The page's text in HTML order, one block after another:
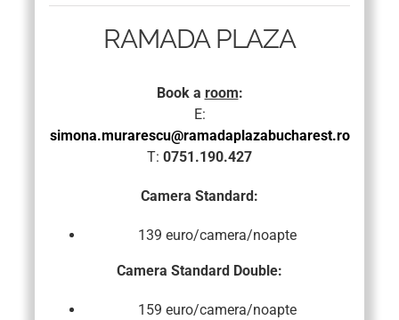
RAMADA PLAZA
Book a room:
E:
simona.murarescu@ramadaplazabucharest.ro
T: 0751.190.427
Camera Standard:
139 euro/camera/noapte
Camera Standard Double:
159 euro/camera/noapte